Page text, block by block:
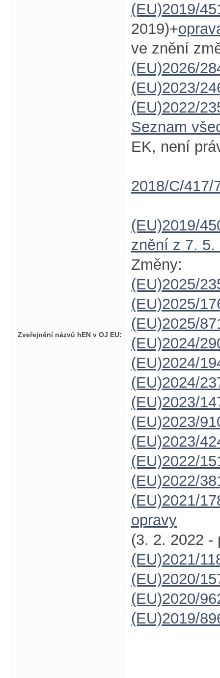
Zveřejnění názvů hEN v OJ EU:
(EU)2019/
2019)+
ve znění
(EU)2026/
(EU)2023/
(EU)2022/
Seznam
EK, není
2018/C/417/
(EU)2019/
znění z 7. 5.
Změny:
(EU)2025/
(EU)2025/
(EU)2025/
(EU)2024/
(EU)2024/
(EU)2024/
(EU)2023/
(EU)2023/
(EU)2023/
(EU)2022/
(EU)2022/
(EU)2021/
opravy
(3. 2. 2022 -
(EU)2021/
(EU)2020/
(EU)2020/
(EU)2019/